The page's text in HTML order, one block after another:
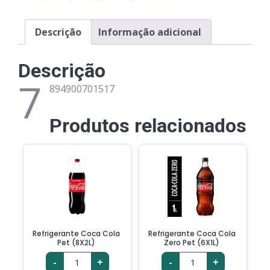
Descrição Informação adicional
Descrição
7 894900701517
Produtos relacionados
Refrigerante Coca Cola
Pet (8X2L)
- +
Refrigerante Coca Cola
Zero Pet (6X1L)
- +